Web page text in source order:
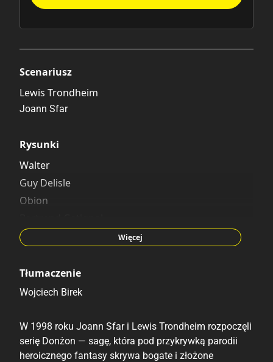
Scenariusz
Lewis Trondheim
Joann Sfar
Rysunki
Walter
Guy Delisle
Obion
Aude Picault
Więcej
Tłumaczenie
Wojciech Birek
W 1998 roku Joann Sfar i Lewis Trondheim rozpoczęli
serię Donżon — sagę, która pod przykrywką parodii
heroicznego fantasy skrywa bogate i złożone